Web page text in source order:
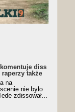
diss
także
na
nie było
zdissował...